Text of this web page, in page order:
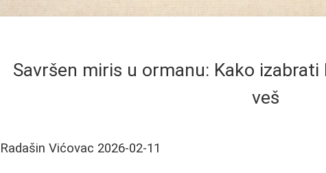
Savršen miris u ormanu: Kako
veš
Radašin Vićovac 2026-02-11